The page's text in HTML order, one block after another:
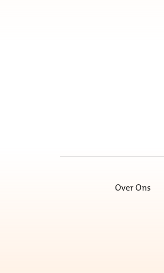
Over Ons